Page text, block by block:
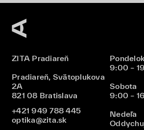
ZITA Pradiareň
Pradiareň, Svätoplukova
2A
821 08 Bratislava
+421 949 788 445
optika@zita.sk
9:00 –
Sobota
9:00 –
Nedeľa